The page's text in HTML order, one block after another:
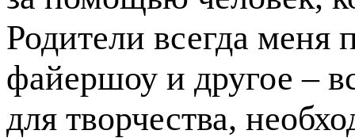
Родители всегда меня
файершоу и другое –
для творчества,